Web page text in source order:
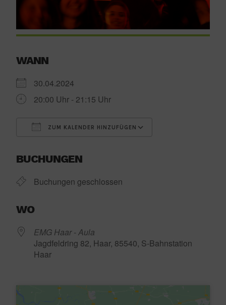
WANN
30.04.2024
20:00 Uhr - 21:15 Uhr
ZUM KALENDER HINZUFÜGEN
BUCHUNGEN
Buchungen geschlossen
WO
EMG Haar - Aula
Jagdfeldring 82, Haar, 85540, S-Bahnstation
Haar